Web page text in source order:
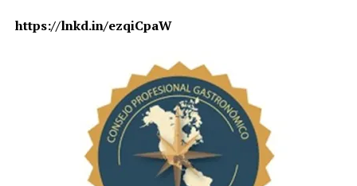
https://lnkd.in/ezqiCpaW